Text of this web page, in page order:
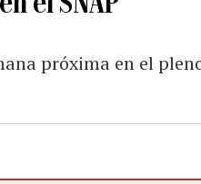
próxima en el